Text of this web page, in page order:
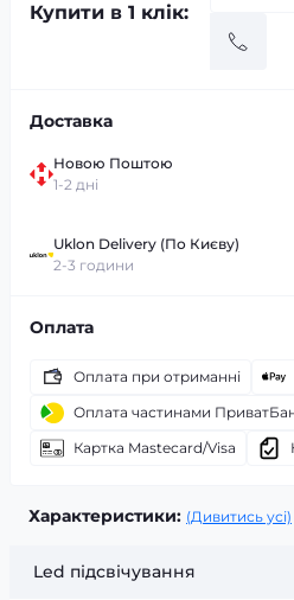
Купити в 1 клік:
Доставка
Новою Поштою
1-2 дні
Uklon Delivery (По Києву)
2-3 години
Оплата
Оплата при отриманні
Оплата частинами
Картка Mastecard/Visa
Характеристики: (Дивитись усі)
Led підсвічування